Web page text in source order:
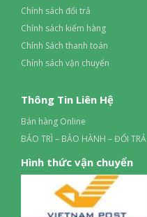
Chính sách đổi trả
Chính sách kiểm hàng
Chính Sách thanh toán
Chính sách vận chuyển
Thông Tin Liên Hệ
Bán hàng Online
BẢO TRÌ – BẢO HÀNH – ĐỔI TRẢ
Hình thức vận chuyển